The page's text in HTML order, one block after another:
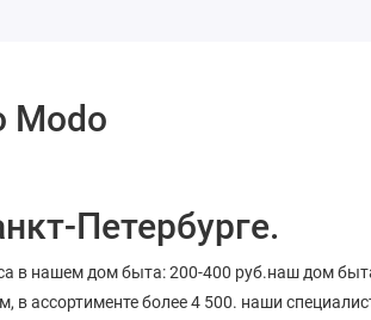
Modo
Петербурге.
в нашем дом быта: 200-400 руб.наш дом
ассортименте более 4 500. наши